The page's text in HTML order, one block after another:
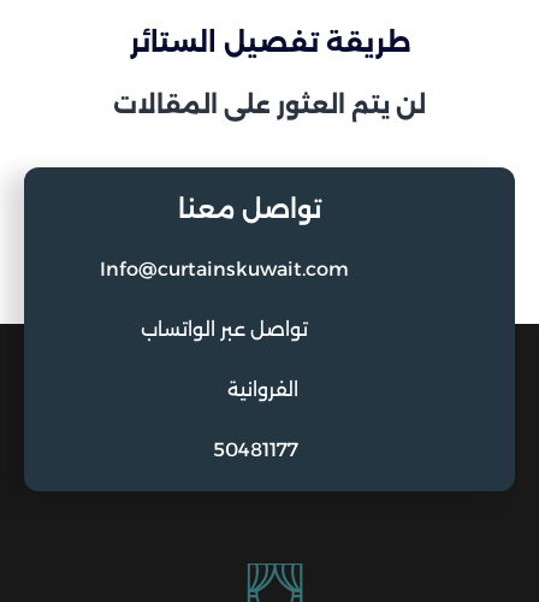
طريقة تفصيل الستائر
لن يتم العثور على المقالات
تواصل معنا
Info@curtainskuwait.com
تواصل عبر الواتساب
الفروانية
50481177